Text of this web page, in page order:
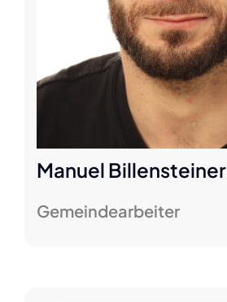
Manuel Billensteiner
Gemeindearbeiter